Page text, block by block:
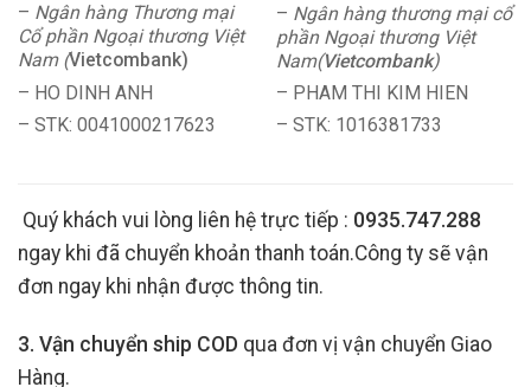
– Ngân hàng Thương mại
Cổ phần Ngoại thương Việt
Nam (Vietcombank)
– HO DINH ANH
– STK: 0041000217623
– Ngân hàng thương mại cổ
phần Ngoại thương Việt
Nam(Vietcombank)
– PHAM THI KIM HIEN
– STK: 1016381733
Quý khách vui lòng liên hệ trực tiếp : 0935.747.288
ngay khi đã chuyển khoản thanh toán.Công ty sẽ vận
đơn ngay khi nhận được thông tin.
3. Vận chuyển ship COD qua đơn vị vận chuyển Giao
Hàng.